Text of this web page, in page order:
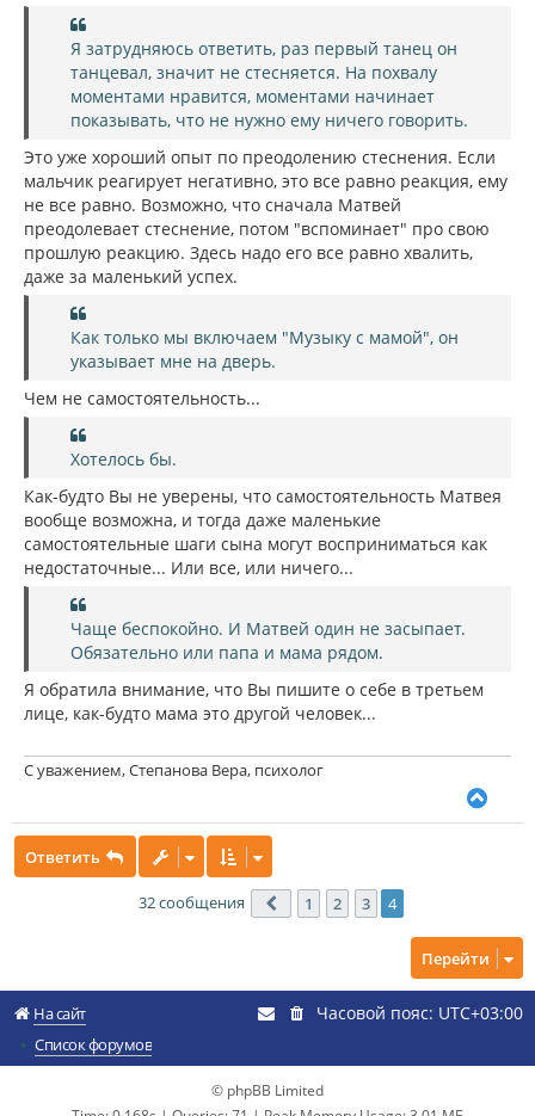
Я затрудняюсь ответить, раз первый танец он
танцевал, значит не стесняется. На похвалу
моментами нравится, моментами начинает
показывать, что не нужно ему ничего говорить.
Это уже хороший опыт по преодолению стеснения. Если
мальчик реагирует негативно, это все равно реакция, ему
не все равно. Возможно, что сначала Матвей
преодолевает стеснение, потом "вспоминает" про свою
прошлую реакцию. Здесь надо его все равно хвалить,
даже за маленький успех.
Как только мы включаем "Музыку с мамой", он
указывает мне на дверь.
Чем не самостоятельность...
Хотелось бы.
Как-будто Вы не уверены, что самостоятельность Матвея
вообще возможна, и тогда даже маленькие
самостоятельные шаги сына могут восприниматься как
недостаточные... Или все, или ничего...
Чаще беспокойно. И Матвей один не засыпает.
Обязательно или папа и мама рядом.
Я обратила внимание, что Вы пишите о себе в третьем
лице, как-будто мама это другой человек...
С уважением, Степанова Вера, психолог
с
к
а
Ответить
32 сообщения Пред.
1 2 3 4
Перейти
На сайт
Список форумов
Часовой пояс: UTC+03:00
© phpBB Limited